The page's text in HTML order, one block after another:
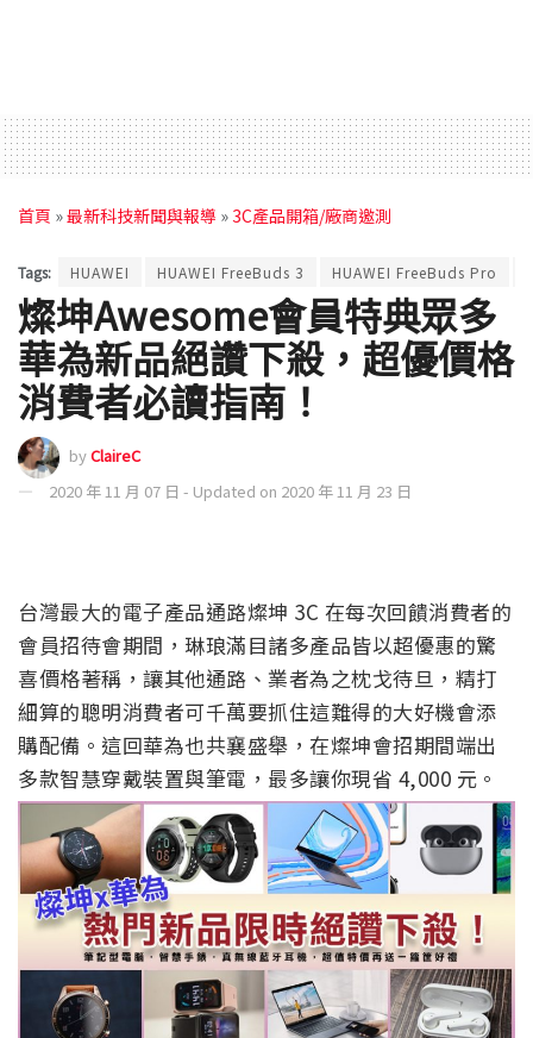
首頁 »最新科技新聞與報導 »3C產品開箱/廠商邀測
Tags: HUAWEI HUAWEI FreeBuds 3 HUAWEI FreeBuds Pro
燦坤Awesome會員特典眾多
華為新品絕讚下殺，超優價格
消費者必讀指南！
byClaireC
2020 年 11 月 07 日 - Updated on 2020 年 11 月 23 日
台灣最大的電子產品通路燦坤 3C 在每次回饋消費者的
會員招待會期間，琳琅滿目諸多產品皆以超優惠的驚
喜價格著稱，讓其他通路、業者為之枕戈待旦，精打
細算的聰明消費者可千萬要抓住這難得的大好機會添
購配備。這回華為也共襄盛舉，在燦坤會招期間端出
多款智慧穿戴裝置與筆電，最多讓你現省 4,000 元。